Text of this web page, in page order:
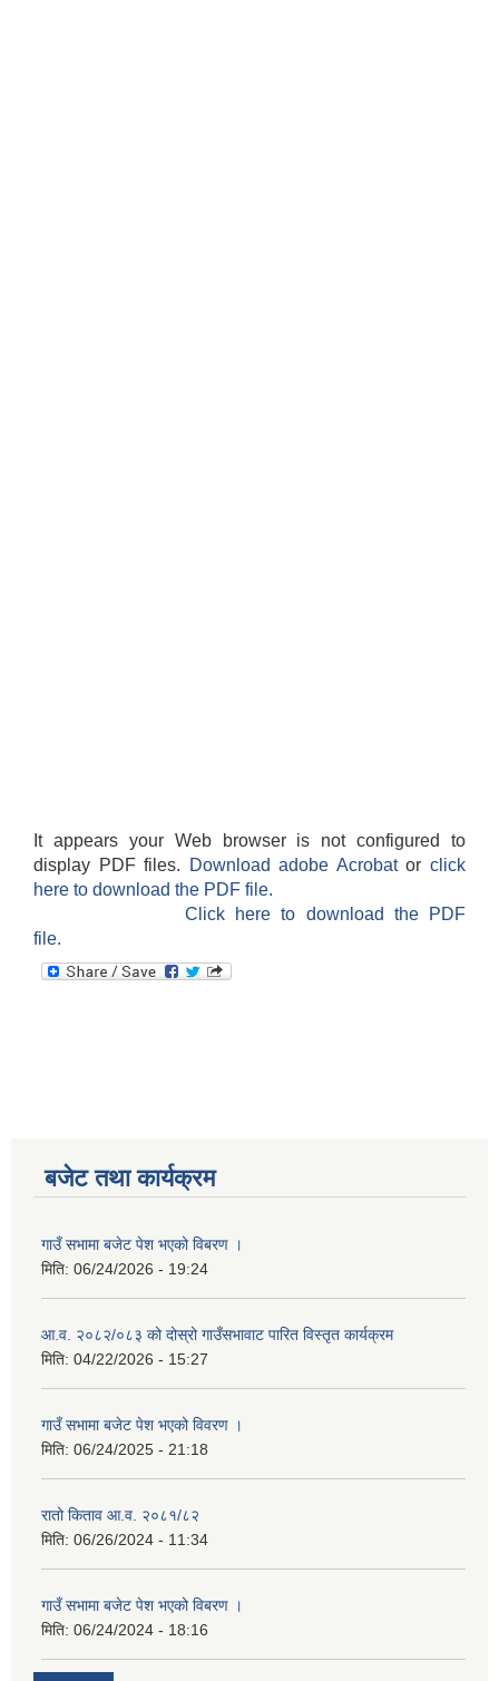
It appears your Web browser is not configured to
display PDF files.
Download adobe Acrobatorclick
here to download the PDF file.
Click here to download the PDF
file.
बजेट तथा कार्यक्रम
गाउँ सभामा बजेट पेश भएको विबरण ।
मिति: 06/24/2026 - 19:24
आ.व. २०८२/०८३ को दोस्रो गाउँसभावाट पारित विस्तृत कार्यक्रम
मिति: 04/22/2026 - 15:27
गाउँ सभामा बजेट पेश भएको विवरण ।
मिति: 06/24/2025 - 21:18
रातो किताव आ.व. २०८१/८२
मिति: 06/26/2024 - 11:34
गाउँ सभामा बजेट पेश भएको विबरण ।
मिति: 06/24/2024 - 18:16